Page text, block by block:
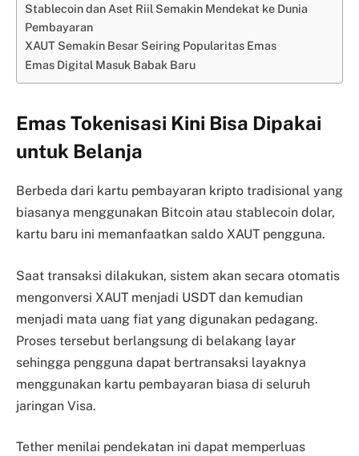
Stablecoin dan Aset Riil Semakin Mendekat ke Dunia
Pembayaran
XAUT Semakin Besar Seiring Popularitas Emas
Emas Digital Masuk Babak Baru
Emas Tokenisasi Kini Bisa Dipakai
untuk Belanja
Berbeda dari kartu pembayaran kripto tradisional yang
biasanya menggunakan Bitcoin atau stablecoin dolar,
kartu baru ini memanfaatkan saldo XAUT pengguna.
Saat transaksi dilakukan, sistem akan secara otomatis
mengonversi XAUT menjadi USDT dan kemudian
menjadi mata uang fiat yang digunakan pedagang.
Proses tersebut berlangsung di belakang layar
sehingga pengguna dapat bertransaksi layaknya
menggunakan kartu pembayaran biasa di seluruh
jaringan Visa.
Tether menilai pendekatan ini dapat memperluas